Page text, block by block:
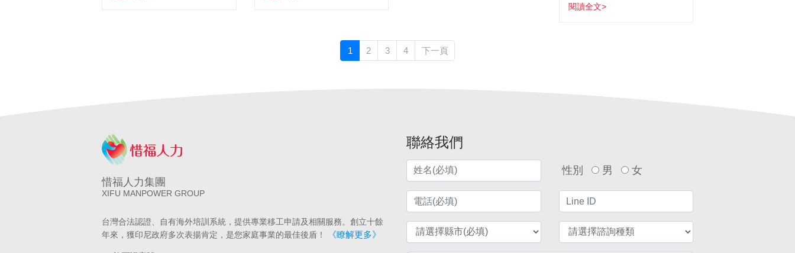
閱讀全文>
1 2 3 4 下一頁
惜福人力集團
XIFU MANPOWER GROUP
台灣合法認證、自有海外培訓系統，提供專業移工申請及相關服務。創立十餘
年來，獲印尼政府多次表揚肯定，是您家庭事業的最佳後盾！
《瞭解更多》
聯絡我們
性別 男 女